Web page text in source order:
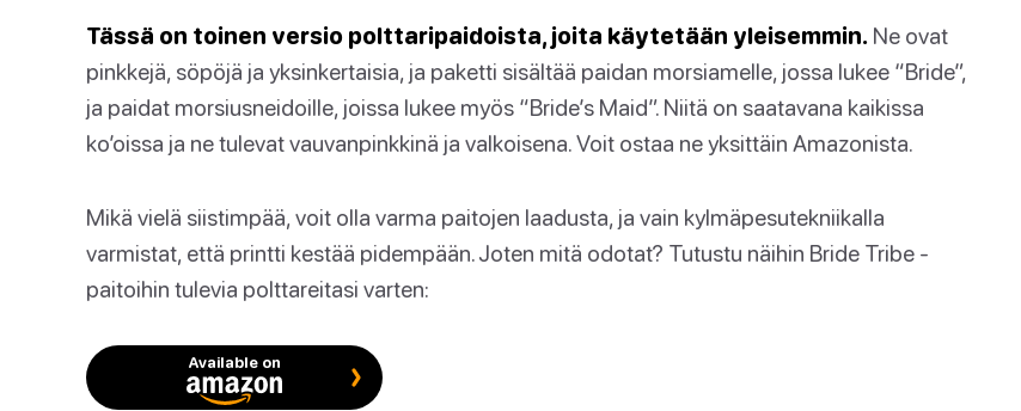
Tässä on toinen versio polttaripaidoista, joita käytetään yleisemmin. Ne ovat
pinkkejä, söpöjä ja yksinkertaisia, ja paketti sisältää paidan morsiamelle, jossa lukee “Bride”,
ja paidat morsiusneidoille, joissa lukee myös “Bride’s Maid”. Niitä on saatavana kaikissa
ko’oissa ja ne tulevat vauvanpinkkinä ja valkoisena. Voit ostaa ne yksittäin Amazonista.
Mikä vielä siistimpää, voit olla varma paitojen laadusta, ja vain kylmäpesutekniikalla
varmistat, että printti kestää pidempään. Joten mitä odotat? Tutustu näihin Bride Tribe -
paitoihin tulevia polttareitasi varten:
Available on